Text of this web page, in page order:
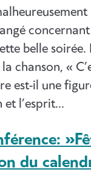
belle
chanson, «
est-il une
et l’esprit…
du